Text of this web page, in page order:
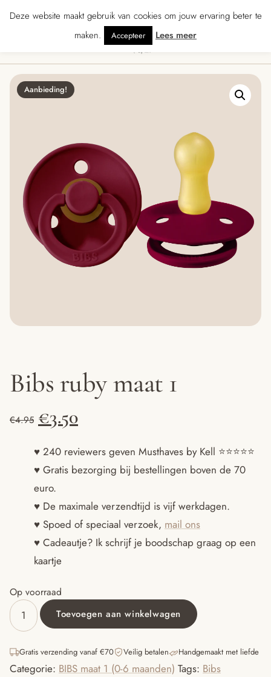
· Gratis verzending vanaf € 70 · Gratis kaartje met je bestelling •
Aanbieding!
Bibs ruby maat 1
€4.95 Oorspronkelijke
prijs
was:
€4.95.
€3.50Huidige
prijs
is:
€3.50.
♥ 240 reviewers geven Musthaves by Kell ⭐️⭐️⭐️⭐️⭐️
♥ Gratis bezorging bij bestellingen boven de 70
euro.
♥ De maximale verzendtijd is vijf werkdagen.
♥ Spoed of speciaal verzoek, mail ons
♥ Cadeautje? Ik schrijf je boodschap graag op een
kaartje
Op voorraad
Bibs
ruby
1
aantal
Toevoegen aan winkelwagen
Gratis verzending vanaf €70 Veilig betalen Handgemaakt met liefde
Categorie: BIBS maat 1 (0-6 maanden) Tags: Bibs
Deze website maakt gebruik van cookies om jouw ervaring beter te
maken.
Accepteer Lees meer